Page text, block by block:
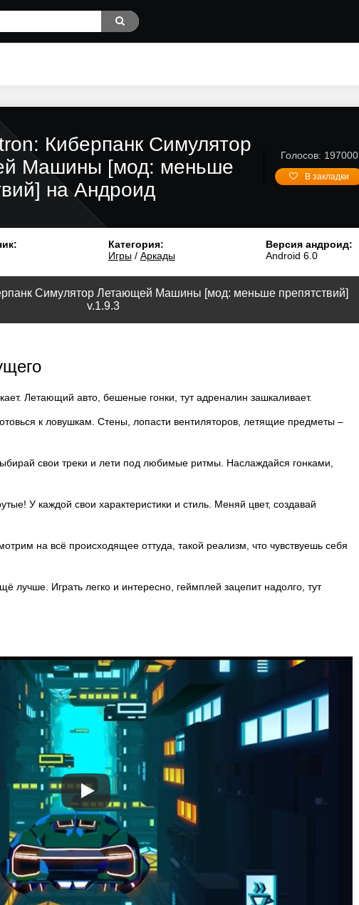
Киберпанк Симулятор
Машины [мод: меньше
на Андроид
Голосов: 197000
В закладки
Категория:
Игры/ Аркады
Версия андроид:
Android 6.0
Симулятор Летающей Машины [мод: меньше препятствий]
v.1.9.3
Летающий авто, бешеные гонки, тут адреналин зашкаливает.
к ловушкам. Стены, лопасти вентиляторов, летящие предметы –
свои треки и лети под любимые ритмы. Наслаждайся гонками,
У каждой свои характеристики и стиль. Меняй цвет, создавай
на всё происходящее оттуда, такой реализм, что чувствуешь себя
лучше. Играть легко и интересно, геймплей зацепит надолго, тут